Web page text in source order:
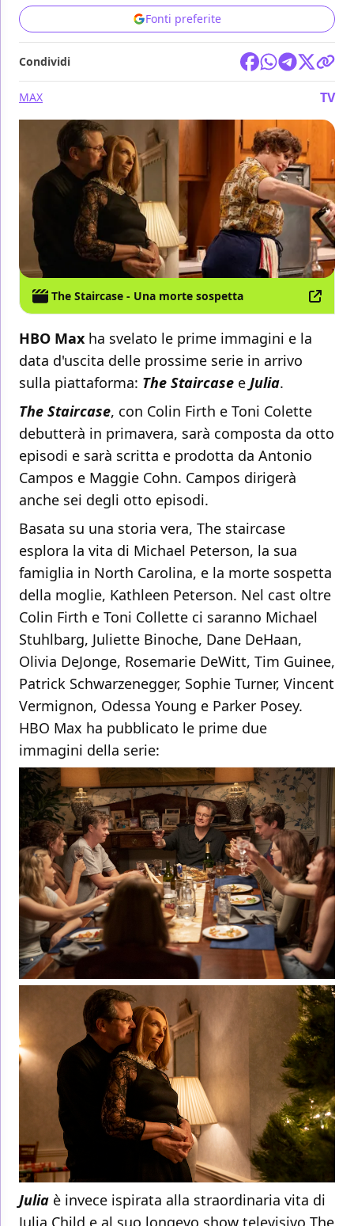
Fonti preferite
Condividi
MAX TV
The Staircase - Una morte sospetta
HBO Max ha svelato le prime immagini e la
data d'uscita delle prossime serie in arrivo
sulla piattaforma: The Staircase e Julia.
The Staircase, con Colin Firth e Toni Colette
debutterà in primavera, sarà composta da otto
episodi e sarà scritta e prodotta da Antonio
Campos e Maggie Cohn. Campos dirigerà
anche sei degli otto episodi.
Basata su una storia vera, The staircase
esplora la vita di Michael Peterson, la sua
famiglia in North Carolina, e la morte sospetta
della moglie, Kathleen Peterson. Nel cast oltre
Colin Firth e Toni Collette ci saranno Michael
Stuhlbarg, Juliette Binoche, Dane DeHaan,
Olivia DeJonge, Rosemarie DeWitt, Tim Guinee,
Patrick Schwarzenegger, Sophie Turner, Vincent
Vermignon, Odessa Young e Parker Posey.
HBO Max ha pubblicato le prime due
immagini della serie:
Julia è invece ispirata alla straordinaria vita di
Julia Child e al suo longevo show televisivo The